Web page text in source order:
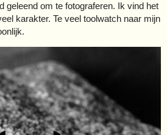
geleend om te fotograferen. Ik vind het
karakter. Te veel toolwatch naar mijn